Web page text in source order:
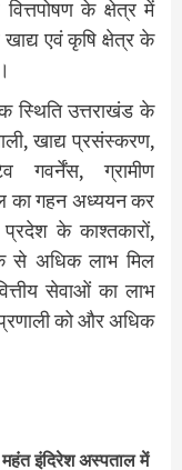
के क्षेत्र में
एवं कृषि क्षेत्र के
स्थिति उत्तराखंड के
खाद्य प्रसंस्करण,
गवर्नेंस, ग्रामीण
का गहन अध्ययन कर
के काश्तकारों,
से अधिक लाभ मिल
सेवाओं का लाभ
को और अधिक
इंदिरेश अस्पताल में